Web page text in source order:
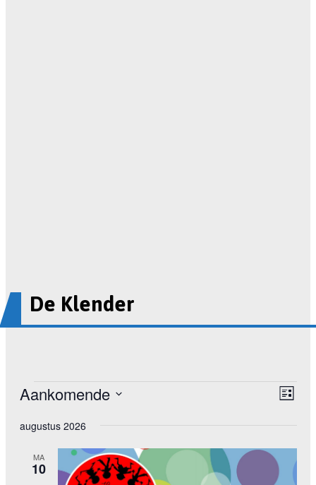
De Klender